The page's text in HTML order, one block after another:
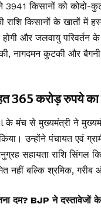
3941 किसानों को कोदो-
किसानों के खातों में
और जलवायु परिवर्तन
नागदमन कुटकी और
365 करोड़ रुपये का
मंच से मुख्यमंत्री ने
उन्होंने पंचायत एवं
सहायता राशि सिंगल
नहीं बल्कि श्रमिक, गरीब
दम? BJP ने दस्तावेजों